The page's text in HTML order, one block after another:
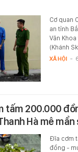
Cơ quan
an tỉnh
Văn
(Khánh
XÃ HỘI -
tấm 200.000
Hà mê
Đĩa cơm
đồng -